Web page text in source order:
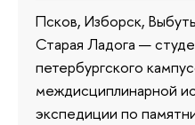
Псков, Изборск,
Старая Ладога —
петербургского
междисциплинарной
экспедиции по